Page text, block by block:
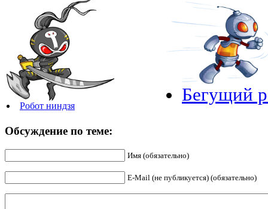
Робот ниндзя
Бегущий
Обсуждение по теме:
Имя (обязательно)
E-Mail (не публикуется) (обязательно)